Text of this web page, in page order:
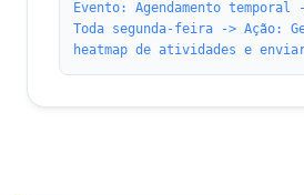
Evento: Agendamento temporal
Toda segunda-feira -> Ação:
heatmap de atividades e